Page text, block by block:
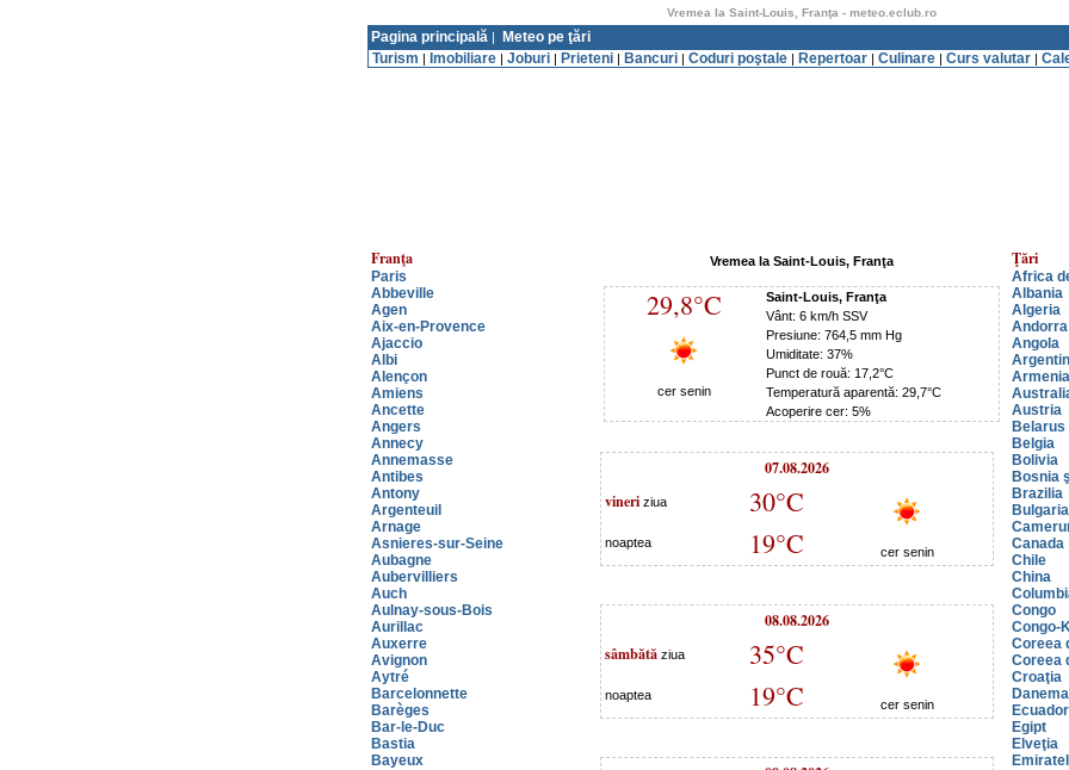
Vremea la Saint-Louis, Franţa - meteo.eclub.ro
Pagina principală |
Meteo pe ţări
Turism | Imobiliare | Joburi | Prieteni | Bancuri | Coduri poştale | Repertoar | Culinare | Curs valutar |
Franţa
Paris
Abbeville
Agen
Aix-en-Provence
Ajaccio
Albi
Alençon
Amiens
Ancette
Angers
Annecy
Annemasse
Antibes
Antony
Argenteuil
Arnage
Asnieres-sur-Seine
Aubagne
Aubervilliers
Auch
Aulnay-sous-Bois
Aurillac
Auxerre
Avignon
Aytré
Barcelonnette
Barèges
Bar-le-Duc
Bastia
Bayeux
Vremea la Saint-Louis, Franţa
29,8°C
cer senin
Saint-Louis, Franţa
Vânt: 6 km/h SSV
Presiune: 764,5 mm Hg
Umiditate: 37%
Punct de rouă: 17,2°C
Temperatură aparentă: 29,7°C
Acoperire cer: 5%
07.08.2026
vineri ziua 30°C
cer senin
noaptea 19°C
08.08.2026
sâmbătă ziua 35°C
cer senin
noaptea 19°C
Ţări
Africa
Albania
Algeria
Andorra
Angola
Armenia
Austria
Belarus
Belgia
Bolivia
Bosnia
Brazilia
Bulgaria
Canada
Chile
China
Congo
Congo-
Coreea
Coreea
Croaţia
Ecuador
Egipt
Elveţia